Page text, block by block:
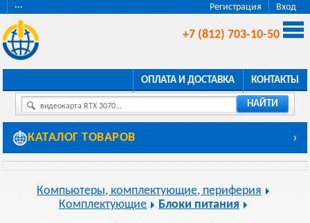
Регистрация Вход
···
+7 (812) 703-10-50
ОПЛАТА И ДОСТАВКА КОНТАКТЫ
видеокарта RTX 3070... НАЙТИ
КАТАЛОГ ТОВАРОВ ›
Компьютеры, комплектующие, периферия
Комплектующие
Блоки питания